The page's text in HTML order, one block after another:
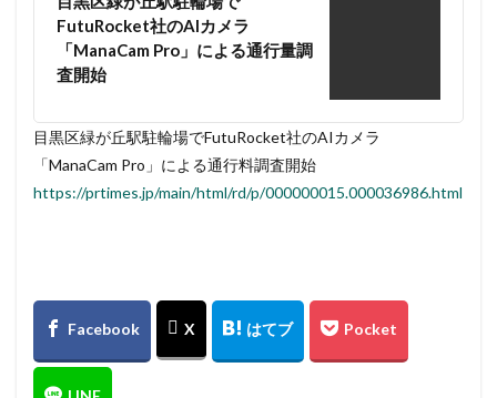
FutuRocket社のAIカメラ
「ManaCam Pro」による通行量調
査開始
目黒区緑が丘駅駐輪場でFutuRocket社のAIカメラ
「ManaCam Pro」による通行料調査開始
https://prtimes.jp/main/html/rd/p/000000015.000036986.html